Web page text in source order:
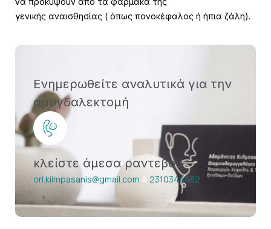
γενικής αναισθησίας ( όπως πονοκέφαλος ή ήπια ζάλη).
Ενημερωθείτε αναλυτικά για την
αμυγδαλεκτομή
κλείστε άμεσα ραντεβού
orl.kilmpasanis@gmail.com & 2310344482